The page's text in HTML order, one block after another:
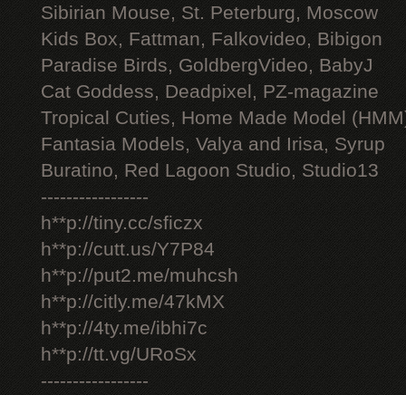
Sibirian Mouse, St. Peterburg, Moscow
Kids Box, Fattman, Falkovideo, Bibigon
Paradise Birds, GoldbergVideo, BabyJ
Cat Goddess, Deadpixel, PZ-magazine
Tropical Cuties, Home Made Model
Fantasia Models, Valya and Irisa, Syrup
Buratino, Red Lagoon Studio, Studio13
-----------------
h**p://tiny.cc/sficzx
h**p://cutt.us/Y7P84
h**p://put2.me/muhcsh
h**p://citly.me/47kMX
h**p://4ty.me/ibhi7c
h**p://tt.vg/URoSx
-----------------